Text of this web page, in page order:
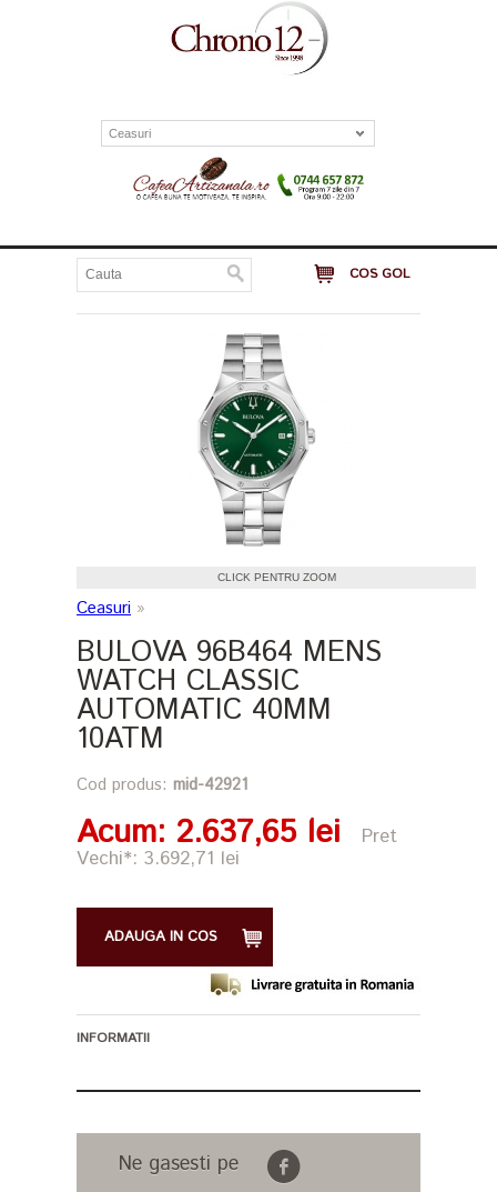
Ceasuri
COS GOL
CLICK PENTRU ZOOM
Ceasuri »
BULOVA 96B464 MENS
WATCH CLASSIC
AUTOMATIC 40MM
10ATM
Cod produs: mid-42921
Acum: 2.637,65 lei
Pret
Vechi*: 3.692,71 lei
ADAUGA IN COS
INFORMATII
Ne gasesti pe